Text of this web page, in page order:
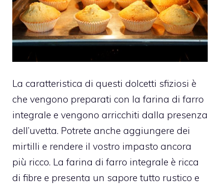
La caratteristica di questi dolcetti sfiziosi è
che vengono preparati con la farina di farro
integrale e vengono arricchiti dalla presenza
dell’uvetta. Potrete anche aggiungere dei
mirtilli e rendere il vostro impasto ancora
più ricco. La farina di farro integrale è ricca
di fibre e presenta un sapore tutto rustico e